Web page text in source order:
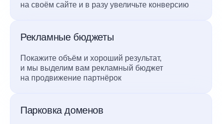
на своём сайте и в разу увеличьте конверсию
Рекламные бюджеты
Покажите объём и хороший результат,
и мы выделим вам рекламный бюджет
на продвижение партнёрок
Парковка доменов